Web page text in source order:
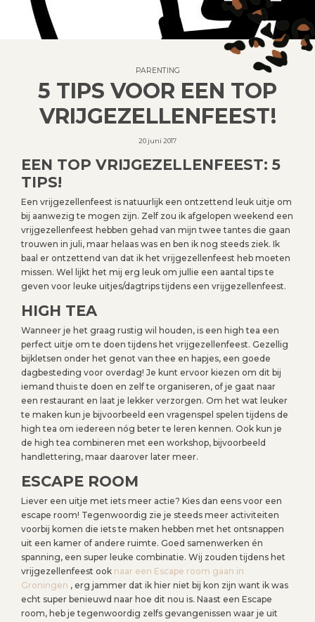
PARENTING
5 TIPS VOOR EEN TOP
VRIJGEZELLENFEEST!
20 juni 2017
EEN TOP VRIJGEZELLENFEEST: 5
TIPS!
Een vrijgezellenfeest is natuurlijk een ontzettend leuk uitje om
bij aanwezig te mogen zijn. Zelf zou ik afgelopen weekend een
vrijgezellenfeest hebben gehad van mijn twee tantes die gaan
trouwen in juli, maar helaas was en ben ik nog steeds ziek. Ik
baal er ontzettend van dat ik het vrijgezellenfeest heb moeten
missen. Wel lijkt het mij erg leuk om jullie een aantal tips te
geven voor leuke uitjes/dagtrips tijdens een vrijgezellenfeest.
HIGH TEA
Wanneer je het graag rustig wil houden, is een high tea een
perfect uitje om te doen tijdens het vrijgezellenfeest. Gezellig
bijkletsen onder het genot van thee en hapjes, een goede
dagbesteding voor overdag! Je kunt ervoor kiezen om dit bij
iemand thuis te doen en zelf te organiseren, of je gaat naar
een restaurant en laat je lekker verzorgen. Om het wat leuker
te maken kun je bijvoorbeeld een vragenspel spelen tijdens de
high tea om iedereen nóg beter te leren kennen. Ook kun je
de high tea combineren met een workshop, bijvoorbeeld
handlettering, maar daarover later meer.
ESCAPE ROOM
Liever een uitje met iets meer actie? Kies dan eens voor een
escape room! Tegenwoordig zie je steeds meer activiteiten
voorbij komen die iets te maken hebben met het ontsnappen
uit een kamer of andere ruimte. Goed samenwerken én
spanning, een super leuke combinatie. Wij zouden tijdens het
vrijgezellenfeest ook naar een Escape room gaan in
Groningen , erg jammer dat ik hier niet bij kon zijn want ik was
echt super benieuwd naar hoe dit nou is. Naast een Escape
room, heb je tegenwoordig zelfs gevangenissen waar je uit